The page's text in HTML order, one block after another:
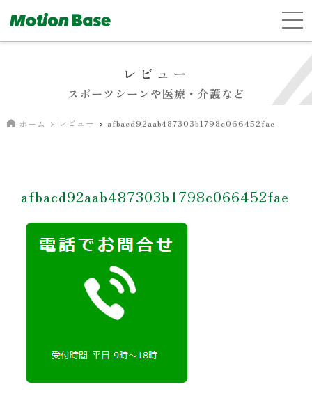
レビュー
スポーツシーンや医療・介護など
ホーム レビュー afbacd92aab487303b1798c066452fae
afbacd92aab487303b1798c066452fae